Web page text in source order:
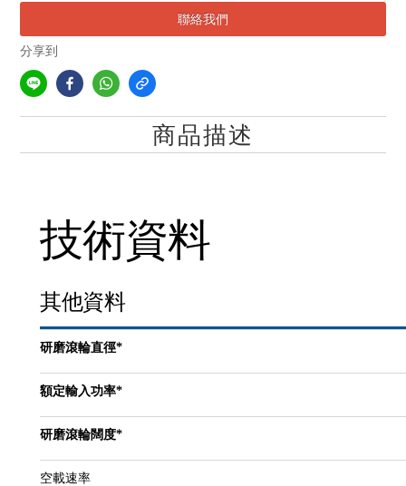
聯絡我們
分享到
商品描述
技術資料
其他資料
研磨滾輪直徑*
額定輸入功率*
研磨滾輪闊度*
空載速率